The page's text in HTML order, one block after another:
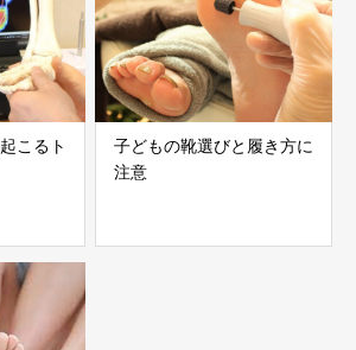
こるト
子どもの靴選びと履き方に
注意